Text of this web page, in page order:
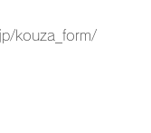
kouza_form/